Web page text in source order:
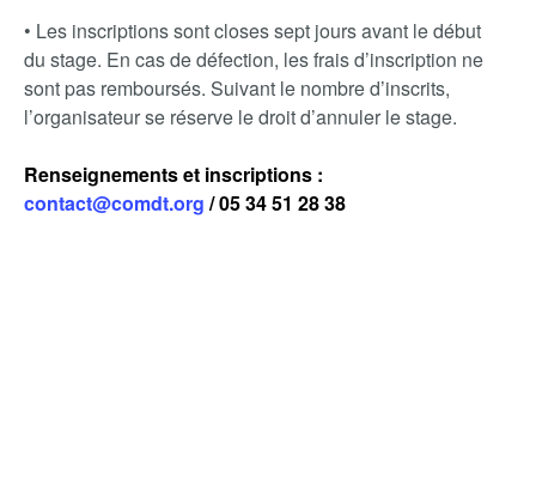
• Les inscriptions sont closes sept jours avant le début
du stage. En cas de défection, les frais d’inscription ne
sont pas remboursés. Suivant le nombre d’inscrits,
l’organisateur se réserve le droit d’annuler le stage.
Renseignements et inscriptions :
contact@comdt.org / 05 34 51 28 38